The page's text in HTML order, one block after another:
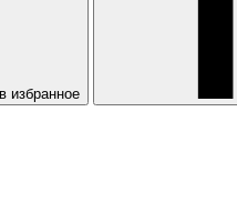
избранное